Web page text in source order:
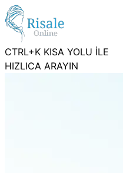
CTRL+K KISA YOLU İLE
HIZLICA ARAYIN